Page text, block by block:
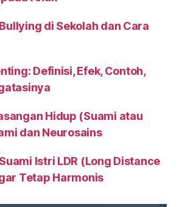
di Sekolah dan Cara
Definisi, Efek, Contoh,
Hidup (Suami atau
dan Neurosains
Istri LDR (Long Distance
Tetap Harmonis